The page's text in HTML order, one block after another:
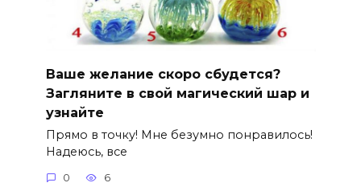
Ваше желание скоро сбудется?
Загляните в свой магический шар и
узнайте
Прямо в точку! Мне безумно понравилось!
Надеюсь, все
0 6